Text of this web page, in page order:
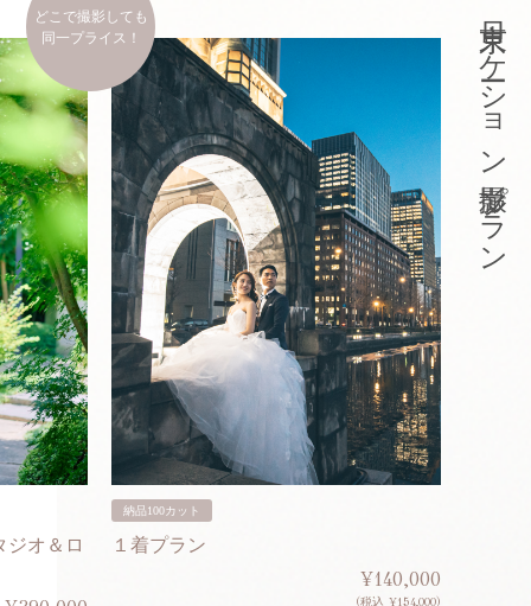
どこで撮影しても
同一プライス！
ジオ＆ロ
納品100カット
１着プラン
¥140,000
(税込 ¥154,000)
東京ロケーション撮影プラン